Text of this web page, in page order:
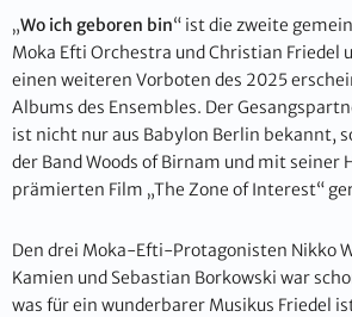
„Wo ich geboren bin“ ist die zweite
Moka Efti Orchestra und Christian Friedel
einen weiteren Vorboten des 2025
Albums des Ensembles. Der
ist nicht nur aus Babylon Berlin bekannt,
der Band Woods of Birnam und mit seiner
prämierten Film „The Zone of Interest“
Den drei Moka-Efti-Protagonisten Nikko
Kamien und Sebastian Borkowski war
was für ein wunderbarer Musikus Friedel